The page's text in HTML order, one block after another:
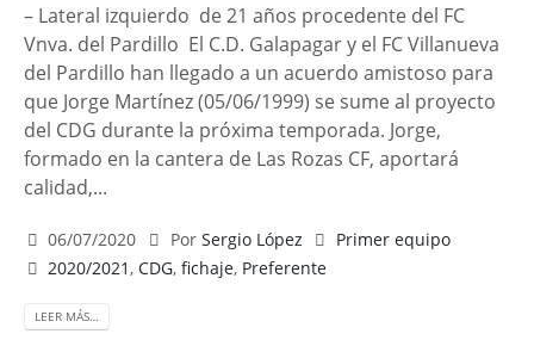
– Lateral izquierdo de 21 años procedente del FC
Vnva. del Pardillo El C.D. Galapagar y el FC Villanueva
del Pardillo han llegado a un acuerdo amistoso para
que Jorge Martínez (05/06/1999) se sume al proyecto
del CDG durante la próxima temporada. Jorge,
formado en la cantera de Las Rozas CF, aportará
calidad,...
06/07/2020 Por Sergio López
Primer equipo
2020/2021 ,CDG,fichaje, Preferente
LEER MÁS…